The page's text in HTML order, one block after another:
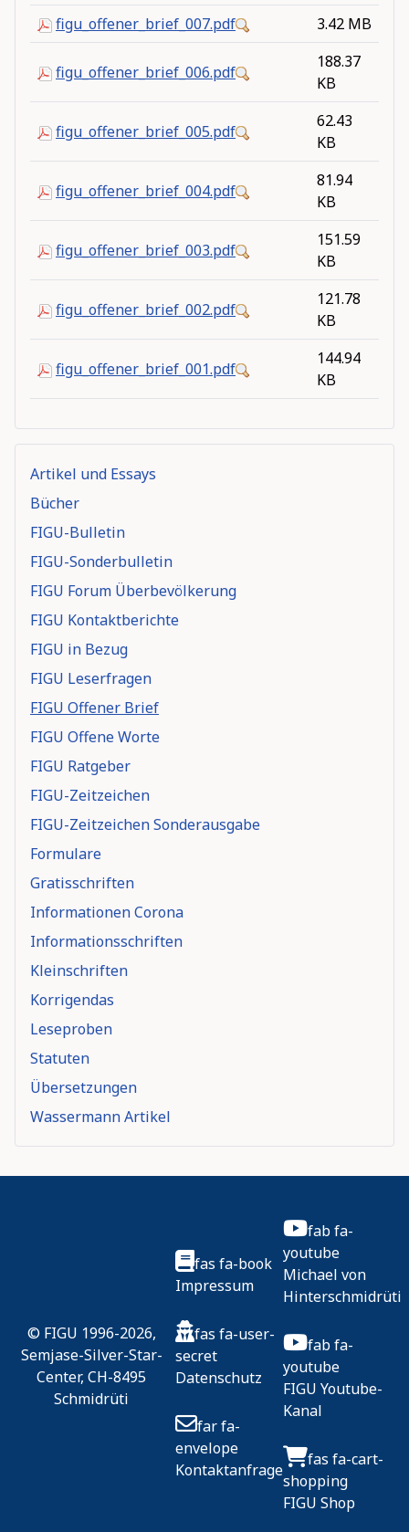
figu_offener_brief_007.pdf
3.42 MB
figu_offener_brief_006.pdf
188.37
KB
figu_offener_brief_005.pdf
62.43
KB
figu_offener_brief_004.pdf
81.94
KB
figu_offener_brief_003.pdf
151.59
KB
figu_offener_brief_002.pdf
121.78
KB
figu_offener_brief_001.pdf
144.94
KB
Artikel und Essays
Bücher
FIGU-Bulletin
FIGU-Sonderbulletin
FIGU Forum Überbevölkerung
FIGU Kontaktberichte
FIGU in Bezug
FIGU Leserfragen
FIGU Offener Brief
FIGU Offene Worte
FIGU Ratgeber
FIGU-Zeitzeichen
FIGU-Zeitzeichen Sonderausgabe
Formulare
Gratisschriften
Informationen Corona
Informationsschriften
Kleinschriften
Korrigendas
Leseproben
Statuten
Übersetzungen
Wassermann Artikel
© FIGU 1996-2026,
Semjase-Silver-Star-
Center, CH-8495
Schmidrüti
fas fa-book
Impressum
fas fa-user-
secret
Datenschutz
far fa-
envelope
Kontaktanfrage
fab fa-
youtube
Michael von
Hinterschmidrüti
fab fa-
youtube
FIGU Youtube-
Kanal
fas fa-cart-
shopping
FIGU Shop